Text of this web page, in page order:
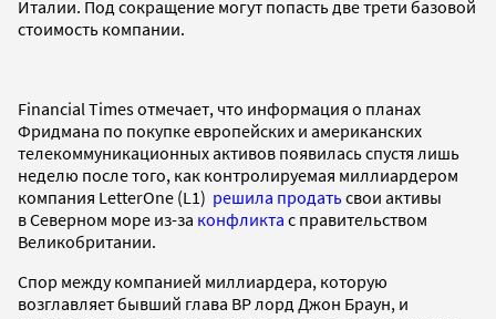
Италии. Под сокращение могут попасть две трети базовой
стоимость компании.
Financial Times отмечает, что информация о планах
Фридмана по покупке европейских и американских
телекоммуникационных активов появилась спустя лишь
неделю после того, как контролируемая миллиардером
компания LetterOne (L1) решила продатьсвои активы
в Северном море из-за конфликта с правительством
Великобритании.
Спор между компанией миллиардера, которую
возглавляет бывший глава BP лорд Джон Браун, и